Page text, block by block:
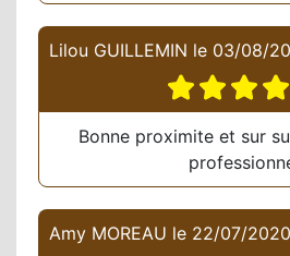
Lilou GUILLEMIN le 03/08/
Bonne proximite et sur
Amy MOREAU le 22/07/2020